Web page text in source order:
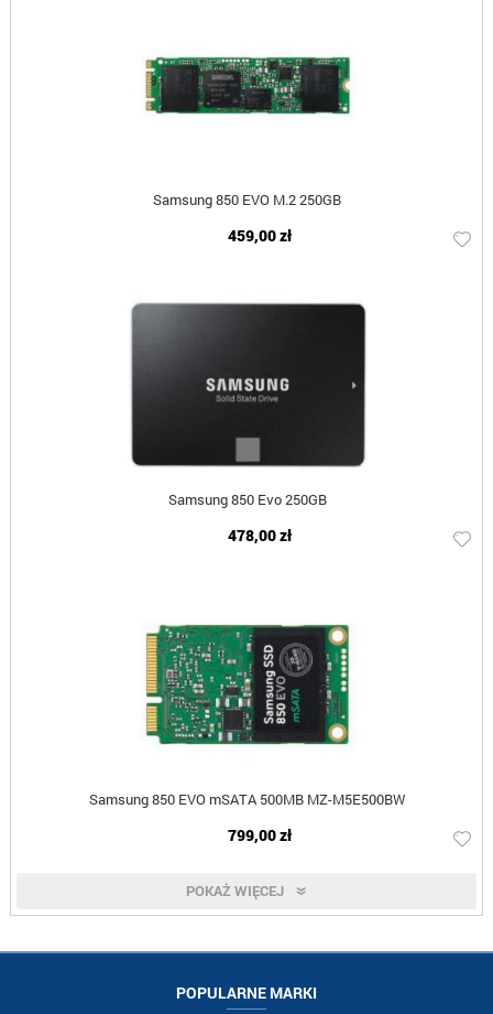
Samsung 850 EVO M.2 250GB
459,00 zł
Samsung 850 Evo 250GB
478,00 zł
Samsung 850 EVO mSATA 500MB MZ-M5E500BW
799,00 zł
POKAŻ WIĘCEJ
POPULARNE MARKI